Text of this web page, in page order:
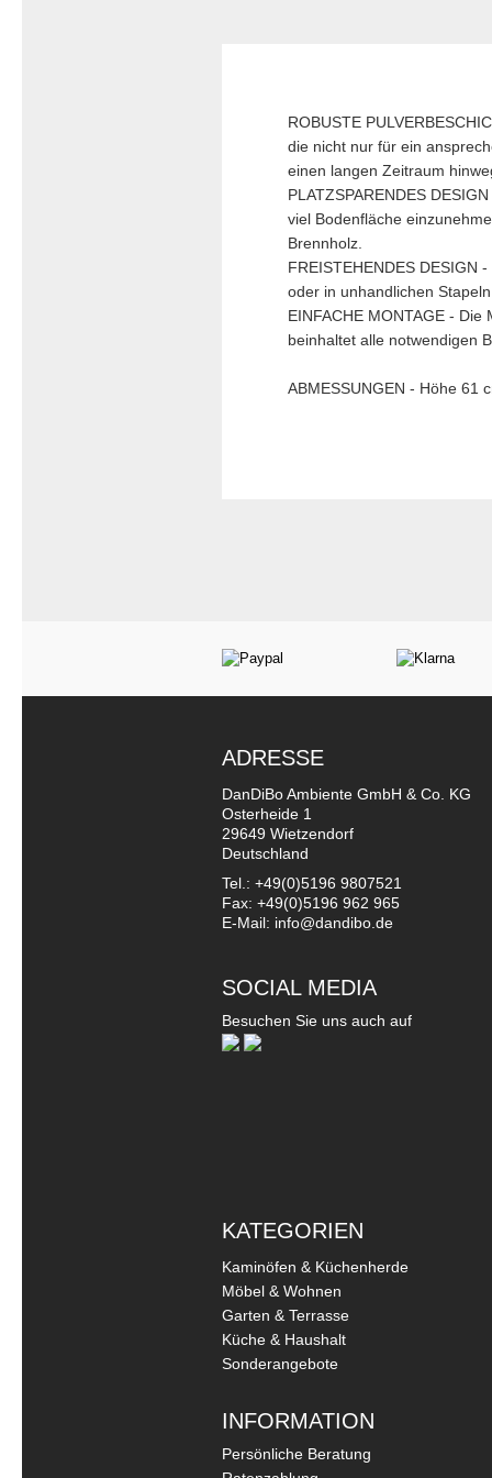
ROBUSTE
die nicht nur für ein
einen langen Zeitraum
PLATZSPARENDES
viel Bodenfläche
Brennholz.
FREISTEHENDES DESIGN
oder in unhandlichen
EINFACHE MONTAGE -
beinhaltet alle notwendigen
ABMESSUNGEN - Höhe 61
ADRESSE
DanDiBo Ambiente GmbH & Co. KG
Osterheide 1
29649 Wietzendorf
Deutschland
Tel.: +49(0)5196 9807521
Fax: +49(0)5196 962 965
E-Mail: info@dandibo.de
SOCIAL MEDIA
Besuchen Sie uns auch auf
KATEGORIEN
Kaminöfen & Küchenherde
Möbel & Wohnen
Garten & Terrasse
Küche & Haushalt
Sonderangebote
INFORMATION
Persönliche Beratung